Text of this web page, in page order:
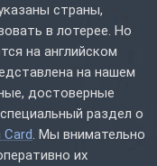
страны,
в лотерее. Но
на английском
на нашем
достоверные
раздел о
Card. Мы внимательно
их